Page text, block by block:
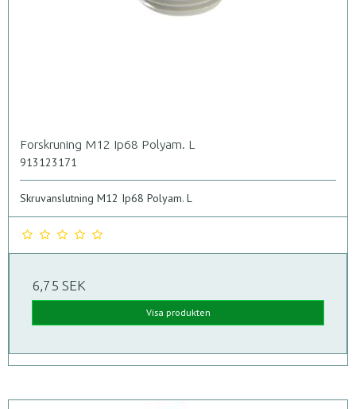
Forskruning M12 Ip68 Polyam. L
913123171
Skruvanslutning M12 Ip68 Polyam. L
6,75 SEK
Visa produkten